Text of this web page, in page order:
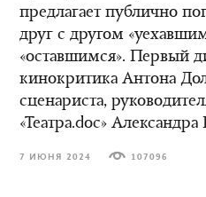
предлагает публично
друг с другом
«оставшимся». Первый
кинокритика Антона
сценариста,
«Театра.doc» Александра
7 ИЮНЯ 2024 107096